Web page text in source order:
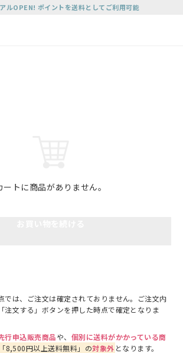
ルOPEN! ポイントを送料としてご利用可能
ートに商品がありません。
では、ご注文は確定されておりません。ご注文内
注文する」ボタンを押した時点で確定となりま
行申込販売商品や、 個別に送料がかかっている商
「8,500円以上送料無料」の対象外 となります。